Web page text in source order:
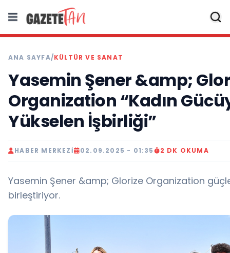
ANA SAYFA/KÜLTÜR VE SANAT
Yasemin Şener &amp;
Organization “Kadın
Yükselen İşbirliği”
HABER MERKEZI 02.09.2025 - 01:35 2 DK OKUMA
Yasemin Şener &amp; Glorize Organization
birleştiriyor.